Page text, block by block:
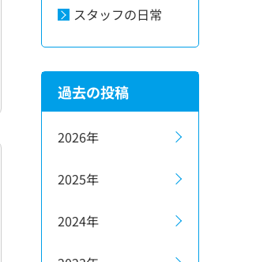
スタッフの日常
過去の投稿
2026年
2025年
2024年